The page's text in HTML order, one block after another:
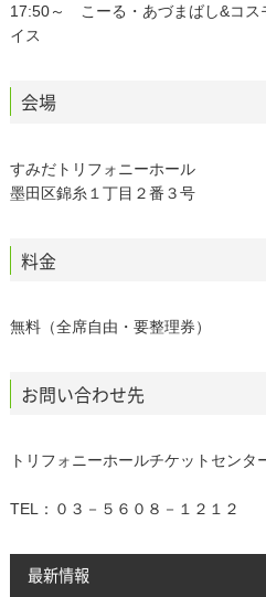
17:50～ こーる・あづまばし&コス
イス
会場
すみだトリフォニーホール
墨田区錦糸１丁目２番３号
料金
無料（全席自由・要整理券）
お問い合わせ先
トリフォニーホールチケットセンタ
TEL：０３－５６０８－１２１２
最新情報